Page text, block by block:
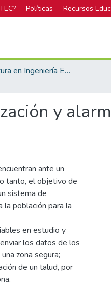
Políticas Recursos
Licenciatura en Ingeniería Electrónica
y
ante un
tanto, el objetivo de
sistema de
la población para la
en estudio y
los datos de los
zona segura;
de un talud, por